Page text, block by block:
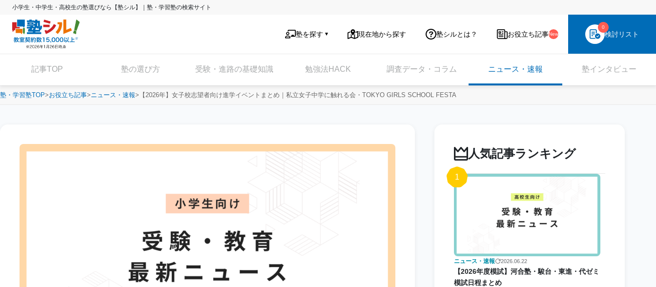
小学生・中学生・高校生の塾選びなら【塾シル】｜塾・学習塾の検索サイト
塾を探す 現在地から探す 塾シルとは？ お役立ち記事New
0
検討リスト
記事TOP 塾の選び方 受験・進路の基礎知識 勉強法HACK 調査データ・コラム ニュース・速報 塾インタビュー
塾・学習塾TOP お役立ち記事 ニュース・速報 【2026年】女子校志望者向け進学イベントまとめ｜私立女子中学に触れる会・TOKYO GIRLS SCHOOL FESTA
人気記事ランキング
1
ニュース・速報 2026.06.22
【2026年度模試】河合塾・駿台・東進・代ゼミ
模試日程まとめ